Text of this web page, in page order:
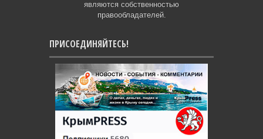
являются собственностью
правообладателей.
ПРИСОЕДИНЯЙТЕСЬ!